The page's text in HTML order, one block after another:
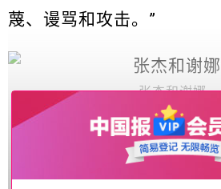
蔑、谩骂和攻击。”
张杰和谢娜。